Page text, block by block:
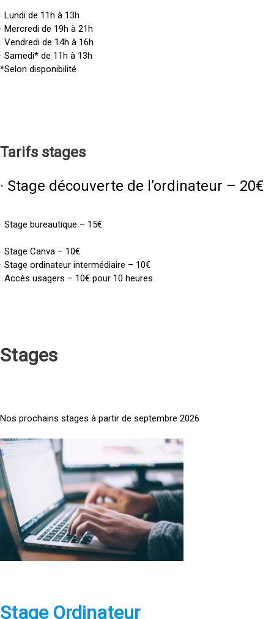
· Lundi de 11h à 13h
· Mercredi de 19h à 21h
· Vendredi de 14h à 16h
· Samedi* de 11h à 13h
*Selon disponibilité
Tarifs stages
· Stage découverte de l’ordinateur – 20€
· Stage bureautique – 15€
· Stage Canva – 10€
· Stage ordinateur intermédiaire – 10€
· Accès usagers – 10€ pour 10 heures
Stages
Nos prochains stages à partir de septembre 2026
<
a
h
e
f
pStage Ordinateur